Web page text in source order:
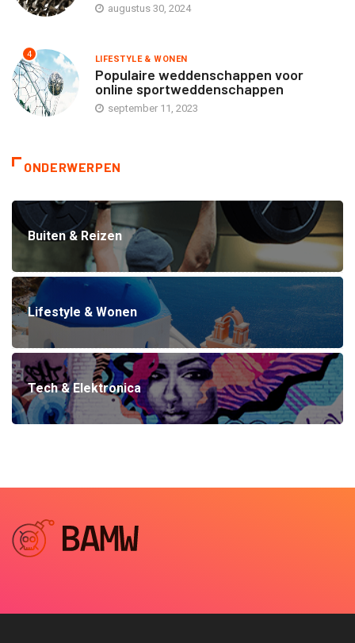
augustus 30, 2024
4 LIFESTYLE & WONEN
Populaire weddenschappen voor
online sportweddenschappen
september 11, 2023
ONDERWERPEN
Buiten & Reizen
Lifestyle & Wonen
Tech & Elektronica